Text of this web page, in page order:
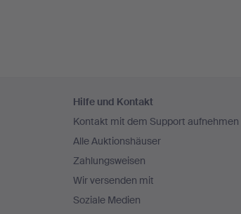
Navigation
Hilfe und Kontakt
Kontakt mit dem Support aufnehmen
Alle Auktionshäuser
Zahlungsweisen
Wir versenden mit
Soziale Medien